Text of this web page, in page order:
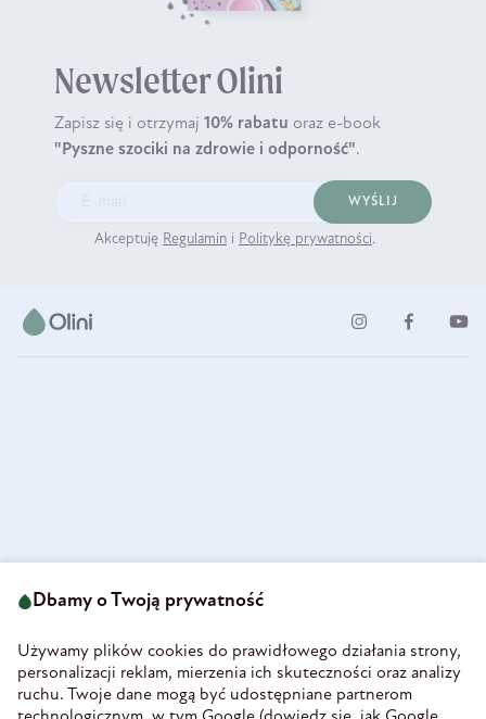
Newsletter Olini
Zapisz się i otrzymaj 10% rabatu oraz e-book
"Pyszne szociki na zdrowie i odporność".
WYŚLIJ
Akceptuję Regulamin i Politykę prywatności.
58-160 Świebodzice
REGON 890213034
INFORMACJE
Dbamy o Twoją prywatność
Używamy plików cookies do prawidłowego działania strony,
personalizacji reklam, mierzenia ich skuteczności oraz analizy
ruchu. Twoje dane mogą być udostępniane partnerom